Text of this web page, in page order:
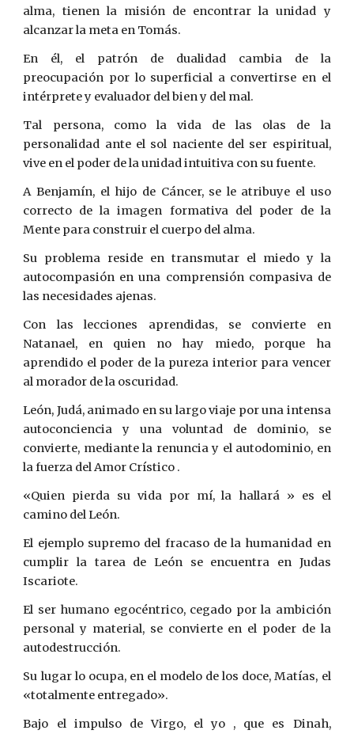
alma, tienen la misión de encontrar la unidad y
alcanzar la meta en Tomás.
En él, el patrón de dualidad cambia de la
preocupación por lo superficial a convertirse en el
intérprete y evaluador del bien y del mal.
Tal persona, como la vida de las olas de la
personalidad ante el sol naciente del ser espiritual,
vive en el poder de la unidad intuitiva con su fuente.
A Benjamín, el hijo de Cáncer, se le atribuye el uso
correcto de la imagen formativa del poder de la
Mente para construir el cuerpo del alma.
Su problema reside en transmutar el miedo y la
autocompasión en una comprensión compasiva de
las necesidades ajenas.
Con las lecciones aprendidas, se convierte en
Natanael, en quien no hay miedo, porque ha
aprendido el poder de la pureza interior para vencer
al morador de la oscuridad.
León, Judá, animado en su largo viaje por una intensa
autoconciencia y una voluntad de dominio, se
convierte, mediante la renuncia y el autodominio, en
la fuerza del Amor Crístico .
«Quien pierda su vida por mí, la hallará » es el
camino del León.
El ejemplo supremo del fracaso de la humanidad en
cumplir la tarea de León se encuentra en Judas
Iscariote.
El ser humano egocéntrico, cegado por la ambición
personal y material, se convierte en el poder de la
autodestrucción.
Su lugar lo ocupa, en el modelo de los doce, Matías, el
«totalmente entregado».
Bajo el impulso de Virgo, el yo , que es Dinah,